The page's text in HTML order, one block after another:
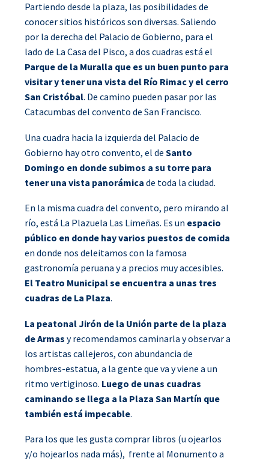
Partiendo desde la plaza, las posibilidades de
conocer sitios históricos son diversas. Saliendo
por la derecha del Palacio de Gobierno, para el
lado de La Casa del Pisco, a dos cuadras está el
Parque de la Muralla que es un buen punto para
visitar y tener una vista del Río Rimac y el cerro
San Cristóbal. De camino pueden pasar por las
Catacumbas del convento de San Francisco.
Una cuadra hacia la izquierda del Palacio de
Gobierno hay otro convento, el deSanto
Domingo en donde subimos a su torre para
tener una vista panorámica de toda la ciudad.
En la misma cuadra del convento, pero mirando al
río, está La Plazuela Las Limeñas. Es un espacio
público en donde hay varios puestos de comida
en donde nos deleitamos con la famosa
gastronomía peruana y a precios muy accesibles.
El Teatro Municipal se encuentra a unas tres
cuadras de La Plaza.
La peatonal Jirón de la Unión parte de la plaza
de Armas y recomendamos caminarla y observar a
los artistas callejeros, con abundancia de
hombres-estatua, a la gente que va y viene a un
ritmo vertiginoso. Luego de unas cuadras
caminando se llega a la Plaza San Martín que
también está impecable.
Para los que les gusta comprar libros (u ojearlos
y/o hojearlos nada más), frente al Monumento a